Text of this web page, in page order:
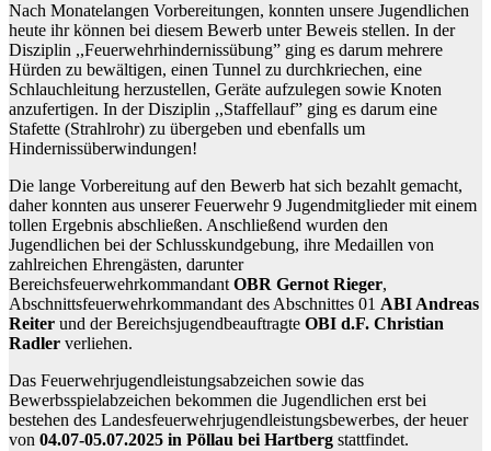
Nach Monatelangen Vorbereitungen, konnten unsere Jugendlichen
heute ihr können bei diesem Bewerb unter Beweis stellen. In der
Disziplin ,,Feuerwehrhindernissübung” ging es darum mehrere
Hürden zu bewältigen, einen Tunnel zu durchkriechen, eine
Schlauchleitung herzustellen, Geräte aufzulegen sowie Knoten
anzufertigen. In der Disziplin ,,Staffellauf” ging es darum eine
Stafette (Strahlrohr) zu übergeben und ebenfalls um
Hindernissüberwindungen!
Die lange Vorbereitung auf den Bewerb hat sich bezahlt gemacht,
daher konnten aus unserer Feuerwehr 9 Jugendmitglieder mit einem
tollen Ergebnis abschließen. Anschließend wurden den
Jugendlichen bei der Schlusskundgebung, ihre Medaillen von
zahlreichen Ehrengästen, darunter
Bereichsfeuerwehrkommandant OBR Gernot Rieger,
Abschnittsfeuerwehrkommandant des Abschnittes 01 ABI Andreas
Reiter und der Bereichsjugendbeauftragte OBI d.F. Christian
Radler verliehen.
Das Feuerwehrjugendleistungsabzeichen sowie das
Bewerbsspielabzeichen bekommen die Jugendlichen erst bei
bestehen des Landesfeuerwehrjugendleistungsbewerbes, der heuer
von 04.07-05.07.2025 in Pöllau bei Hartberg stattfindet.